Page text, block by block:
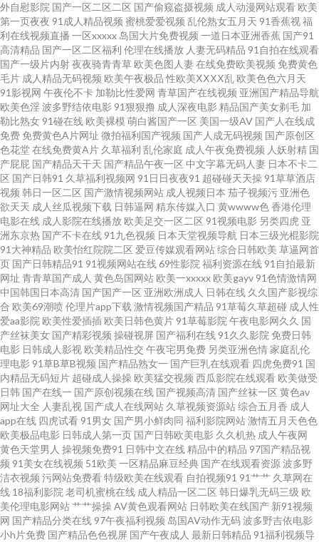
频网站 91超碰资源总站 中文福利导航 天堂人久久 天天透伊人 欧美亚性交 欧
美日韩中出 久久93 国产原创自偷自拍系列 九九久久精品 黄色资源46 黄色频
在线 福利夜AV 久热www 中文字幕有码第39页 欧美色一区 黄色a片男人天堂
国产午夜福利一区在线 成人AV免费在线观看 超碰加勒比绯色 豆花久久 91探
花精品在线播放 91免费在线视频 91n免费在线 色欧美影网站 视频福利999 欧
美福利视频 欧美国产欧美 超碰在线人人91 国产精品精品精品国产 国产精品
国产高清 成人熟妇人妻一区二区 成人精品18 91啦在线视频 婷婷五月天色图
图片 少妇影院一区 91cn在线 91高清无码电影 91www网页 91日韩欧美 91黑
料少妇网站 在线99性爱 日日网站 污污网址导航观看 日屄导航 91豆花精品 亚
洲另类小说网 最新福利网址91 一区二区三区 色偷偷丁香五月天 青青艹AV 深
夜免费网站 人人操超碰91 91你懂的在线 国产精品久久人 波多野结依电影无
码 蜜臀av勉费论理 久草国内 国产日韩乱码 福利电影网 国产网站观看在线91
福利破解91 欧洲精品 欧美高清日本阿v 人人干人 国产精品一二三在线 韩美日
一区二区 成人网站午夜 国精国产天堂 国产和日韩毛片 欧美日韩大香蕉在线
日韩久久伊人 91AV免费在线 91福利 福利人妻导航 91线看视频 国精99在线
外自慰影院 国产一区二区二区 国产偷窥盗摄视频 成人动漫网站观看 欧美
第一页夜夜 91成人精品视频 蜜桃爱爱视频 乱伦熟女五月天 91香蕉视福
利在线视频直播 一区xxxxx 岛国大片免费视频 一道日本亚洲香蕉 国产91
高清精品 国产一区二区福利 伦理在线播放 人妻无码精品 91自拍在线观看
国产一级片内射夜夜骑青青草 欧美色图人妻在线免费欧美视频 免费黄色
毛片 成人精品无码视频 欧美午夜极品 性欧美ⅩⅩⅩⅩ乱 欧美色色六月天
91影视网 午夜伦不卡 加勒比性爱网 青草国产在线视频 亚洲国产精品导航
欧美色淫波多野结依电影 91狠狠撸 成人深夜电影 精品国产美女剃毛 加
勒比熟女 91碰在线 欧美裸模 萌白酱国产一区 美国一级AV 国产人在线成
免费 免费黄色A片网址 微拍福利国产视频 国产人成无码视频 国产原创区
色花堂在线免费黄A片 久草福利 乱伦家庭 成人午夜免费视频 人妖射精 国
产屁屁 国产精品天干天 国产精品午夜一区 中文字幕无码人妻 日本不卡二
区 国产日韩91 久草福利视频网 91日日夜夜91 超碰碰天天操 91草草酒店
视频 韩日一区二区 国产激情视频网站 成人视频日本 茄子视频污 亚洲色
欲天天 成人丝瓜视频下载 日韩逼网 精东传媒入口 黄wwww色香港伦理
电影在线 成人影院在线播放 欧美足交一区二区 91视频电影 另类四虎 亚
洲东京热 国产不卡在线 91九色视频 日本天堂视频导航 日本三级光棍影院
91大神精品 欧美怡红院院二区 爱豆传媒观看网站综合日韩欧美 草逼网首
页 国产日韩精品91 91视频网站在线69性影院 福利资源在线 91自拍最新
网址 青青草国产成人 黄色岛国网站 欧美一xxxxx 欧美gayv 91色情激情网
中国韩国日本高清 国产国产一区 亚洲欧洲成人 日韩在线 久久国产影视综
合 欧美69潮喷伦理片app下载 激情视频国产精品 91草莓久草超碰 成人性
爱aa影院 欧美性爱插插 欧美日韩色黄片 91草莓影院 午夜电影网久久 国
产丝袜美女 国产精彩视频 操碰视屏 国产福利在线 91久久影院 免费日韩
电影 日韩成人影视 欧美精品性交 午夜宅男免费 另类亚洲色情家庭乱伦
理电影 91草B草B视频 国产精品熟女一 国产巨乳在线观看 四虎免费91 国
内精品无码短片 超碰成人操操 欧美猛交视频 西瓜影院在线观看 欧美做受
日韩 国产在线一 国产原创视频在线 国产视频高清 国产丝袜一区 黄色av
网址大全 人妻乱视 国产成人在线网站 久草视频资源站综合五月香 成人
app在线 四虎试看 91男女 国产男小鲜肉同 福利影院网站激情五月天色色
欧美极品电影 日韩成人第一页 国产日韩欧美电影 久久机热 成人午夜网
黄色天堂男人 操视频免费91 日韩中文在线 精品中的精品 97国产精品视
频 91美女在线视频 51欧美 一区精品麻豆经典 国产在线观看资源波多野
洁衣视频 污网站免费看特级欧美在线观看 自拍视频91 91艹艹 久草网在
线 18福利影院 老司机蜜桃在线 成人精品一区二区 韩日爆乳无码三级 欧
美伦理电影网站艹艹操操AV黄色观看网站 日韩欧美在线国产 新91视频
网 国产精品分类在线 97午夜福利视频 岛国AV动作无码波多野吉依电影
小h片免费 国产精品色色视屏 国产午夜成人 最新日韩精品 91福利视频导